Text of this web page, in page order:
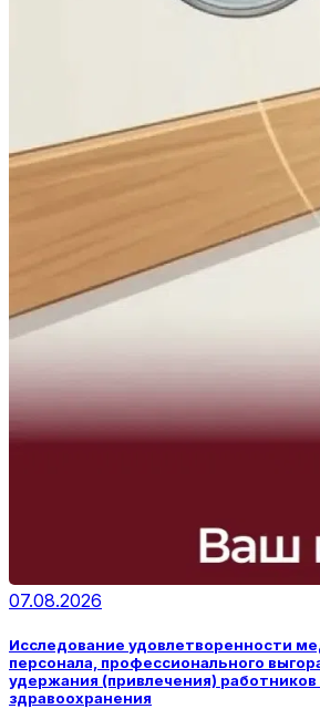
07.08.2026
Исследование удовлетворенности
персонала, профессионального
удержания (привлечения)
здравоохранения